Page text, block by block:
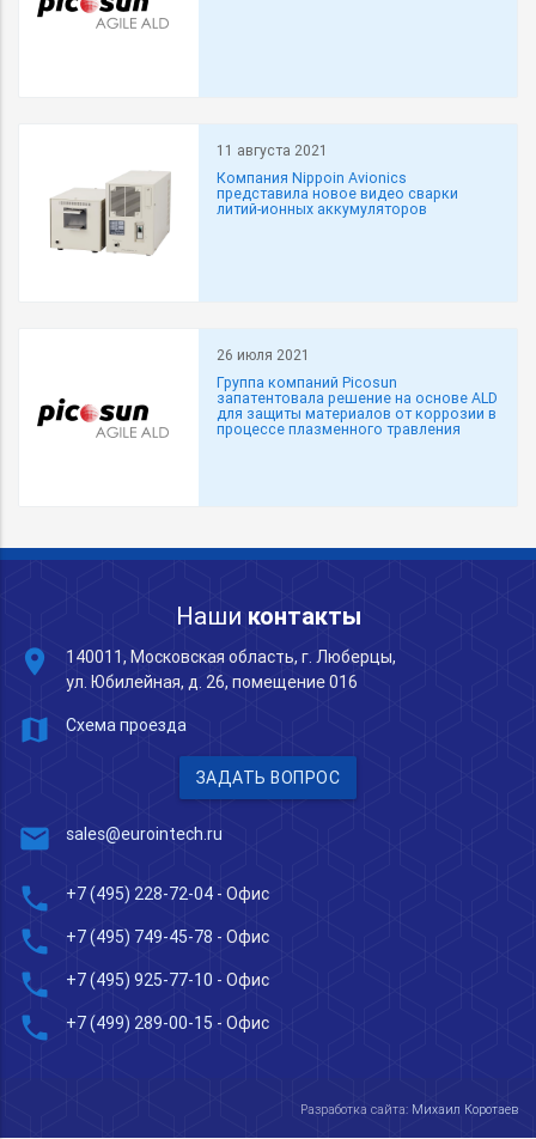
11 августа 2021
Компания Nippoin Avionics
представила новое видео сварки
литий-ионных аккумуляторов
26 июля 2021
Группа компаний Picosun
запатентовала решение на основе ALD
для защиты материалов от коррозии в
процессе плазменного травления
Наши контакты
place
140011, Московская область, г. Люберцы,
ул. Юбилейная, д. 26, помещение 016
map Схема проезда
ЗАДАТЬ ВОПРОС
mail sales@eurointech.ru
phone +7 (495) 228-72-04 - Офис
phone +7 (495) 749-45-78 - Офис
phone +7 (495) 925-77-10 - Офис
phone +7 (499) 289-00-15 - Офис
Разработка сайта: Михаил Коротаев